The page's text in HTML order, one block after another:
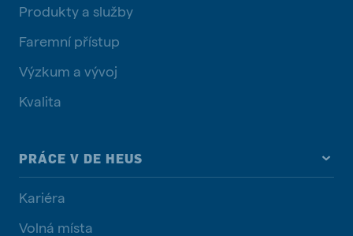
Produkty a služby
Faremní přístup
Výzkum a vývoj
Kvalita
PRÁCE V DE HEUS
Kariéra
Volná místa